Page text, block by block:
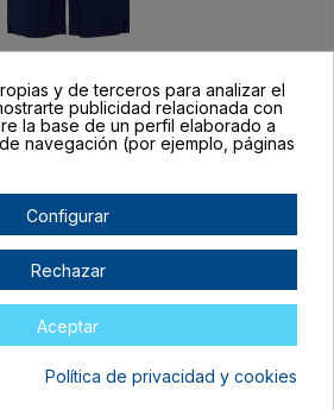
M
MARINO
y de terceros para analizar el
publicidad relacionada con
la base de un perfil elaborado a
navegación (por ejemplo, páginas
Configurar
Rechazar
Aceptar
Política de privacidad y cookies